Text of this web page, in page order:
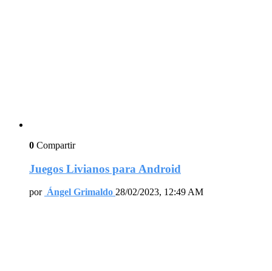
0 Compartir
Juegos Livianos para Android
por Ángel Grimaldo 28/02/2023, 12:49 AM